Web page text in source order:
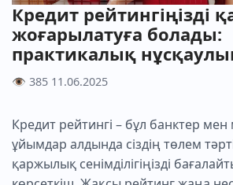
Кредит рейтингіңізді
жоғарылатуға болады:
практикалық
👁 385 11.06.2025
Кредит рейтингі – бұл банктер мен
ұйымдар алдында сіздің төлем
қаржылық сенімділігіңізді